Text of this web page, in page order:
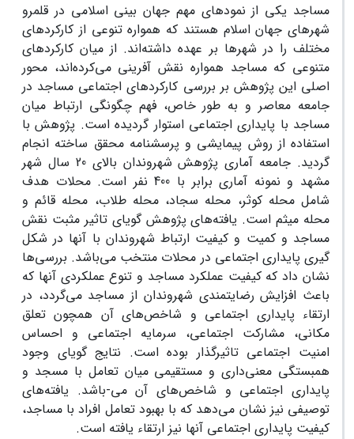
مساجد یکی از نمودهای مهم جهان بینی اسلامی در قلمرو
شهرهای جهان اسلام هستند که همواره تنوعی از کارکردهای
مختلف را در شهرها بر عهده داشته‌اند. از میان کارکردهای
متنوعی که مساجد همواره نقش آفرینی می‌کرده‌اند، محور
اصلی این پژوهش بر بررسی کارکردهای اجتماعی مساجد در
جامعه معاصر و به طور خاص، فهم چگونگی ارتباط میان
مساجد با پایداری اجتماعی استوار گردیده است. پژوهش با
استفاده از روش پیمایشی و پرسشنامه محقق ساخته انجام
گردید. جامعه آماری پژوهش شهروندان بالای 20 سال شهر
مشهد و نمونه آماری برابر با 400 نفر است. محلات هدف
شامل محله کوثر، محله سجاد، محله طلاب، محله قائم و
محله میثم است. یافته‌های پژوهش گویای تاثیر مثبت نقش
مساجد و کمیت و کیفیت ارتباط شهروندان با آنها در شکل
گیری پایداری اجتماعی در محلات منتخب می‌باشد. بررسی‌ها
نشان داد که کیفیت عملکرد مساجد و تنوع عملکردی آنها که
باعث افزایش رضایتمندی شهروندان از مساجد می‌گردد، در
ارتقاء پایداری اجتماعی و شاخص‌های آن همچون تعلق
مکانی، مشارکت اجتماعی، سرمایه اجتماعی و احساس
امنیت اجتماعی تاثیرگذار بوده است. نتایج گویای وجود
همبستگی معنی‌داری و مستقیمی میان تعامل با مسجد و
پایداری اجتماعی و شاخص‌های آن می-باشد. یافته‌های
توصیفی نیز نشان می‌دهد که با بهبود تعامل افراد با مساجد،
کیفیت پایداری اجتماعی آنها نیز ارتقاء یافته است.